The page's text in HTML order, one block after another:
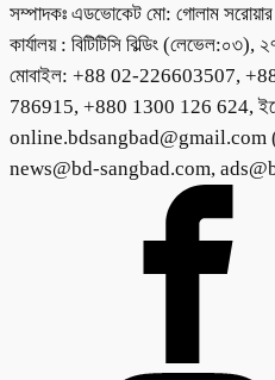
সম্পাদকঃ এডভোকেট মো: গোলাম সরোয়ার
কার্যালয় : বিটিটিসি বিল্ডিং
মোবাইল: +88 02-226603507,
786915, +880 1300 126 624,
online.bdsangbad@gmail.com
news@bd-sangbad.com,